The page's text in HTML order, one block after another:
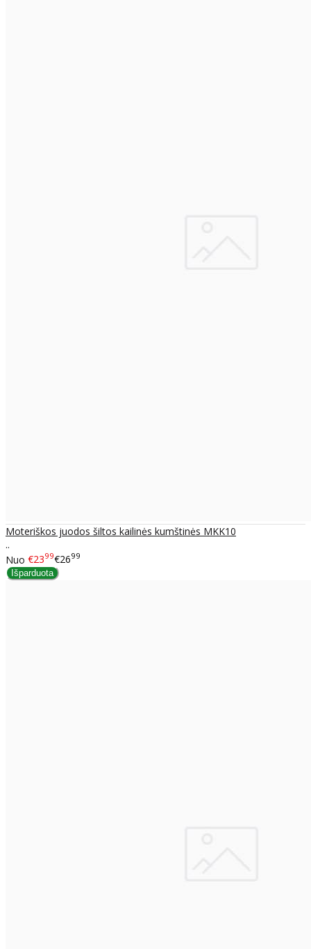
Moteriškos juodos šiltos kailinės kumštinės MKK10
..
Nuo €2399€2699